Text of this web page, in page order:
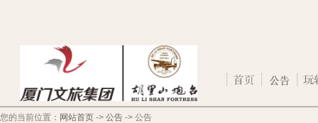
您的当前位置： 网站首页 -> 公告 -> 公告